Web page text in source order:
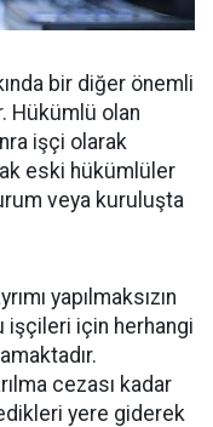
bir diğer önemli
Hükümlü olan
işçi olarak
eski hükümlüler
veya kuruluşta
yapılmaksızın
işçileri için herhangi
cezası kadar
yere giderek